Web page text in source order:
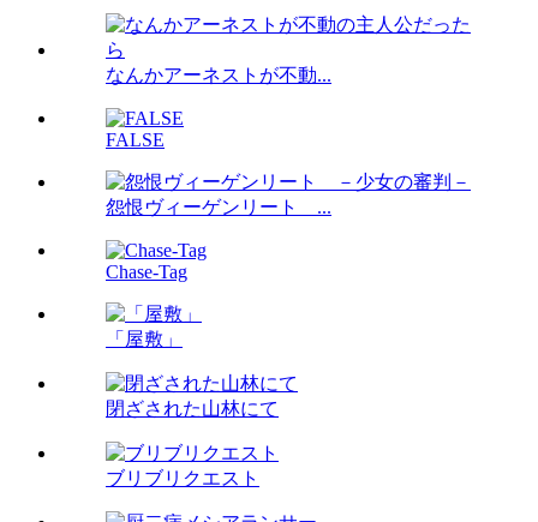
なんかアーネストが不動...
FALSE
怨恨ヴィーゲンリート ...
Chase-Tag
「屋敷」
閉ざされた山林にて
ブリブリクエスト